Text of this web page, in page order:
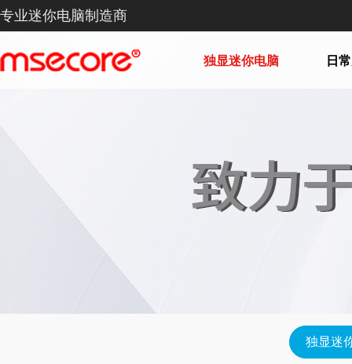
专业迷你电脑制造商
独显迷你电脑 日
独显迷